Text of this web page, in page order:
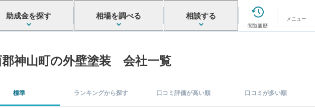
助成金を探す 相場を調べる 相談する
閲覧履歴
メニュー
郡神山町の外壁塗装 会社一覧
標準 ランキングから探す 口コミ評価が高い順 口コミが多い順